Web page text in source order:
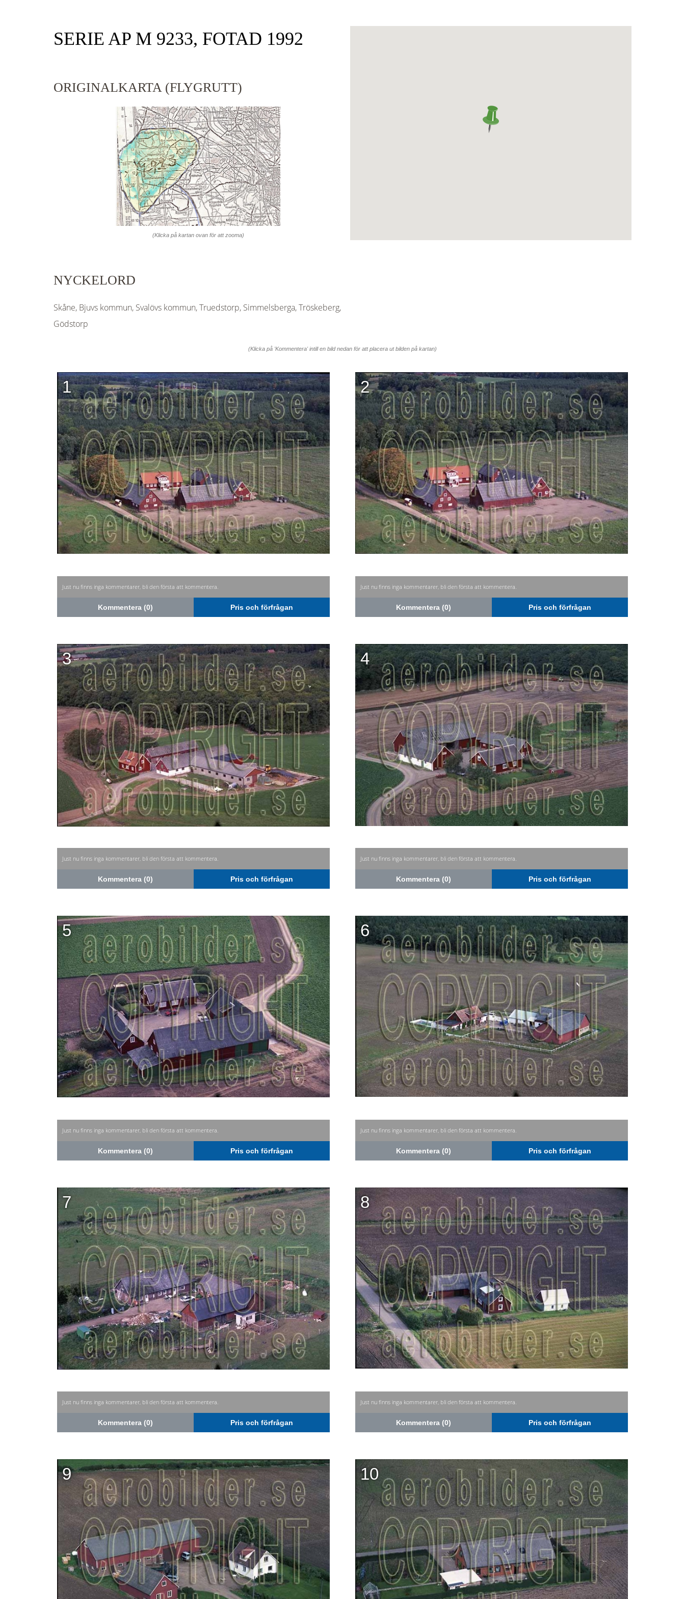
SERIE AP M 9233, FOTAD 1992
ORIGINALKARTA (FLYGRUTT)
(Klicka på kartan ovan för att zooma)
NYCKELORD
Skåne, Bjuvs kommun, Svalövs kommun, Truedstorp, Simmelsberga, Tröskeberg,
Gödstorp
(Klicka på 'Kommentera' intill en bild nedan för att placera ut bilden på kartan)
1
Just nu finns inga kommentarer, bli den första att kommentera.
Kommentera (0) Pris och förfrågan
2
Just nu finns inga kommentarer, bli den första att kommentera.
Kommentera (0) Pris och förfrågan
3
Just nu finns inga kommentarer, bli den första att kommentera.
Kommentera (0) Pris och förfrågan
4
Just nu finns inga kommentarer, bli den första att kommentera.
Kommentera (0) Pris och förfrågan
5
Just nu finns inga kommentarer, bli den första att kommentera.
Kommentera (0) Pris och förfrågan
6
Just nu finns inga kommentarer, bli den första att kommentera.
Kommentera (0) Pris och förfrågan
7
Just nu finns inga kommentarer, bli den första att kommentera.
Kommentera (0) Pris och förfrågan
8
Just nu finns inga kommentarer, bli den första att kommentera.
Kommentera (0) Pris och förfrågan
9 10